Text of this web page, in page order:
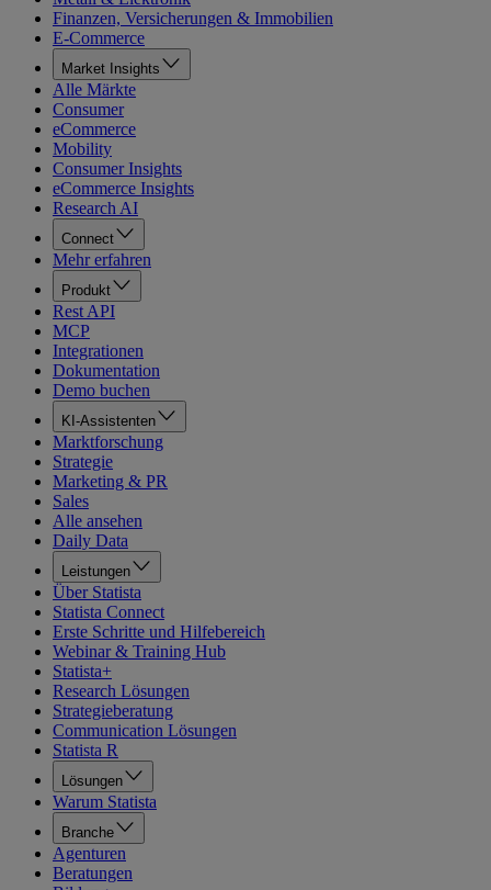
Finanzen, Versicherungen & Immobilien
E-Commerce
Market Insights
Alle Märkte
Consumer
eCommerce
Mobility
Consumer Insights
eCommerce Insights
Research AI
Connect
Mehr erfahren
Produkt
Rest API
MCP
Integrationen
Dokumentation
Demo buchen
KI-Assistenten
Marktforschung
Strategie
Marketing & PR
Sales
Alle ansehen
Daily Data
Leistungen
Über Statista
Statista Connect
Erste Schritte und Hilfebereich
Webinar & Training Hub
Statista+
Research Lösungen
Strategieberatung
Communication Lösungen
Statista R
Lösungen
Warum Statista
Branche
Agenturen
Beratungen